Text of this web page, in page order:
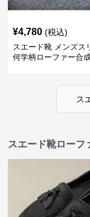
¥4,780 (税込)
スエード靴 メンズス
何学柄ローファー合
ス
スエード靴ローフ